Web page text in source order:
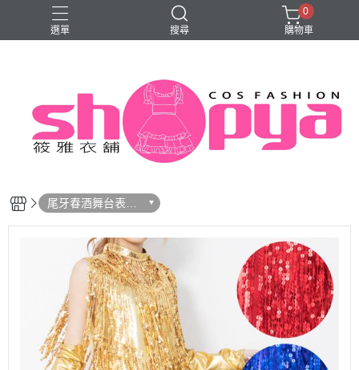
選單 搜尋
旗袍
0
購物車
尾牙春酒舞台表演
服